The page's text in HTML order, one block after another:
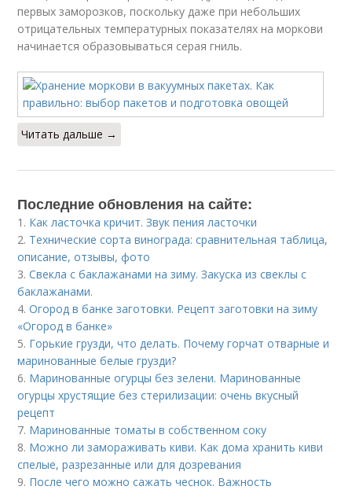
первых заморозков, поскольку даже при небольших
отрицательных температурных показателях на моркови
начинается образовываться серая гниль.
Читать дальше →
Последние обновления на сайте:
1. Как ласточка кричит. Звук пения ласточки
2. Технические сорта винограда: сравнительная таблица,
описание, отзывы, фото
3.Свекла с баклажанами на зиму. Закуска из свеклы с
баклажанами.
4.Огород в банке заготовки. Рецепт заготовки на зиму
«Огород в банке»
5. Горькие грузди, что делать. Почему горчат отварные и
маринованные белые грузди?
6. Маринованные огурцы без зелени. Маринованные
огурцы хрустящие без стерилизации: очень вкусный
рецепт
7. Маринованные томаты в собственном соку
8. Можно ли замораживать киви. Как дома хранить киви
спелые, разрезанные или для дозревания
9. После чего можно сажать чеснок. Важность